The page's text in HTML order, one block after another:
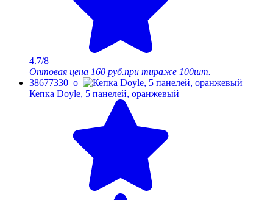
4.7/8
Оптовая цена 160 руб.при тираже 100шт.
38677330_o
Кепка Doyle, 5 панелей, оранжевый